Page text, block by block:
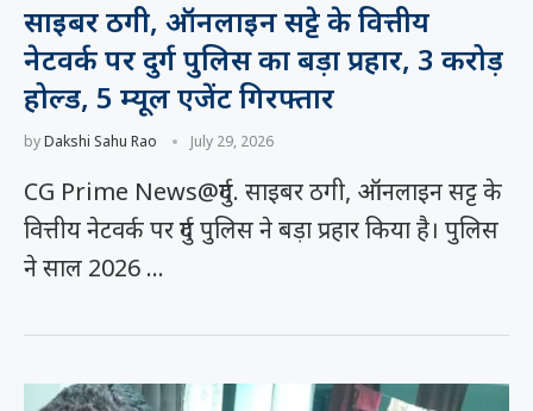
साइबर ठगी, ऑनलाइन सट्टे के वित्तीय
नेटवर्क पर दुर्ग पुलिस का बड़ा प्रहार, 3 करोड़
होल्ड, 5 म्यूल एजेंट गिरफ्तार
byDakshi Sahu Rao July 29, 2026
CG Prime News@दुर्ग. साइबर ठगी, ऑनलाइन सट्ट के
वित्तीय नेटवर्क पर दुर्ग पुलिस ने बड़ा प्रहार किया है। पुलिस
ने साल 2026 …